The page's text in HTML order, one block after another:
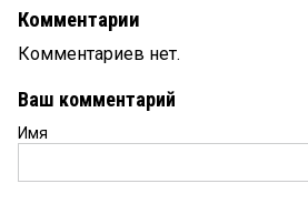
Комментарии
Комментариев нет.
Ваш комментарий
Имя